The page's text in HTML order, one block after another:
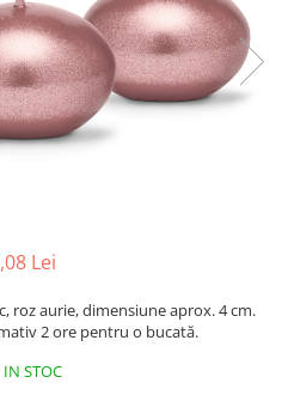
Lei
roz aurie, dimensiune aprox. 4 cm.
2 ore pentru o bucată.
IN STOC